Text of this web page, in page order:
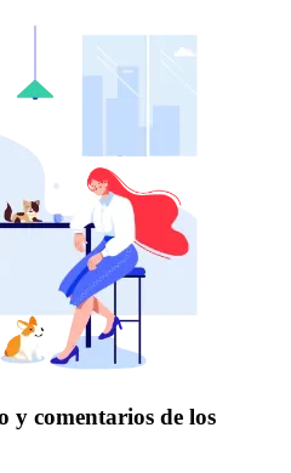
y comentarios de los